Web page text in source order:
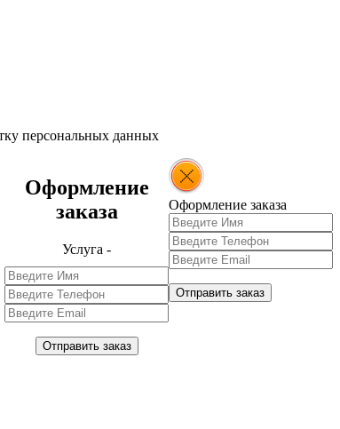
персональных данных
Оформление
заказа
Услуга -
Отправить заказ
Оформление заказа
Отправить заказ